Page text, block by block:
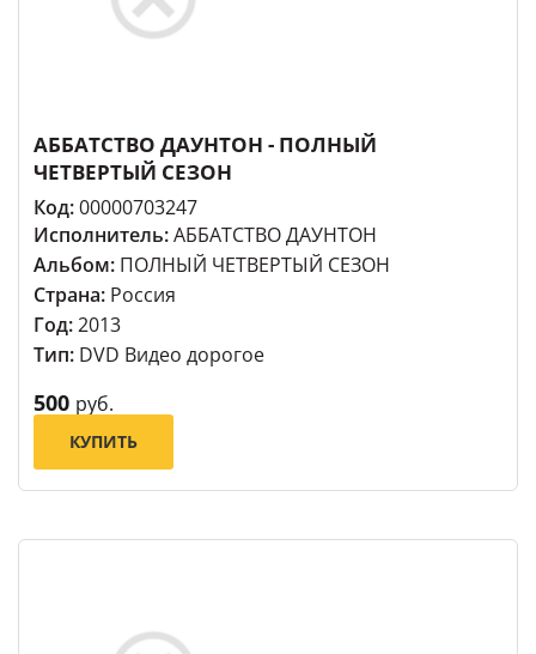
АББАТСТВО ДАУНТОН - ПОЛНЫЙ
ЧЕТВЕРТЫЙ СЕЗОН
Код:00000703247
Исполнитель:АББАТСТВО ДАУНТОН
Альбом: ПОЛНЫЙ ЧЕТВЕРТЫЙ СЕЗОН
Страна: Россия
Год:2013
Тип: DVD Видео дорогое
500 руб.
КУПИТЬ